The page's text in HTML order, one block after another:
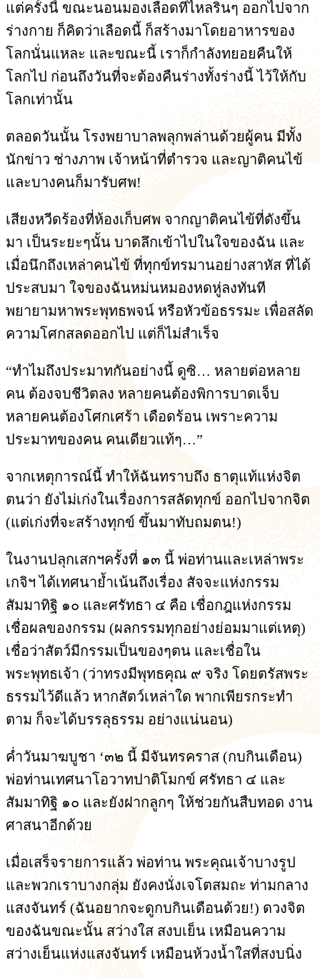
แต่ครั้งนี้ ขณะนอนมองเลือดที่ไหลรินๆ ออกไปจาก
ร่างกาย ก็คิดว่าเลือดนี้ ก็สร้างมาโดยอาหารของ
โลกนั่นแหละ และขณะนี้ เราก็กำลังทยอยคืนให้
โลกไป ก่อนถึงวันที่จะต้องคืนร่างทั้งร่างนี้ ไว้ให้กับ
โลกเท่านั้น
ตลอดวันนั้น โรงพยาบาลพลุกพล่านด้วยผู้คน มีทั้ง
นักข่าว ช่างภาพ เจ้าหน้าที่ตำรวจ และญาติคนไข้
และบางคนก็มารับศพ!
เสียงหวีดร้องที่ห้องเก็บศพ จากญาติคนไข้ที่ดังขึ้น
มา เป็นระยะๆนั้น บาดลึกเข้าไปในใจของฉัน และ
เมื่อนึกถึงเหล่าคนไข้ ที่ทุกข์ทรมานอย่างสาหัส ที่ได้
ประสบมา ใจของฉันหม่นหมองหดหู่ลงทันที
พยายามหาพระพุทธพจน์ หรือหัวข้อธรรมะ เพื่อสลัด
ความโศกสลดออกไป แต่ก็ไม่สำเร็จ
“ทำไมถึงประมาทกันอย่างนี้ ดูซิ… หลายต่อหลาย
คน ต้องจบชีวิตลง หลายคนต้องพิการบาดเจ็บ
หลายคนต้องโศกเศร้า เดือดร้อน เพราะความ
ประมาทของคน คนเดียวแท้ๆ…”
จากเหตุการณ์นี้ ทำให้ฉันทราบถึง ธาตุแท้แห่งจิต
ตนว่า ยังไม่เก่งในเรื่องการสลัดทุกข์ ออกไปจากจิต
(แต่เก่งที่จะสร้างทุกข์ ขึ้นมาทับถมตน!)
ในงานปลุกเสกฯครั้งที่ ๑๓ นี้ พ่อท่านและเหล่าพระ
เกจิฯ ได้เทศนาย้ำเน้นถึงเรื่อง สัจจะแห่งกรรม
สัมมาทิฐิ ๑๐ และศรัทธา ๔ คือ เชื่อกฎแห่งกรรม
เชื่อผลของกรรม (ผลกรรมทุกอย่างย่อมมาแต่เหตุ)
เชื่อว่าสัตว์มีกรรมเป็นของๆตน และเชื่อใน
พระพุทธเจ้า (ว่าทรงมีพุทธคุณ ๙ จริง โดยตรัสพระ
ธรรมไว้ดีแล้ว หากสัตว์เหล่าใด พากเพียรกระทำ
ตาม ก็จะได้บรรลุธรรม อย่างแน่นอน)
ค่ำวันมาฆบูชา ‘๓๒ นี้ มีจันทรคราส (กบกินเดือน)
พ่อท่านเทศนาโอวาทปาติโมกข์ ศรัทธา ๔ และ
สัมมาทิฐิ ๑๐ และยังฝากลูกๆ ให้ช่วยกันสืบทอด งาน
ศาสนาอีกด้วย
เมื่อเสร็จรายการแล้ว พ่อท่าน พระคุณเจ้าบางรูป
และพวกเราบางกลุ่ม ยังคงนั่งเจโตสมถะ ท่ามกลาง
แสงจันทร์ (ฉันอยากจะดูกบกินเดือนด้วย!) ดวงจิต
ของฉันขณะนั้น สว่างใส สงบเย็น เหมือนความ
สว่างเย็นแห่งแสงจันทร์ เหมือนห้วงน้ำใสที่สงบนิ่ง